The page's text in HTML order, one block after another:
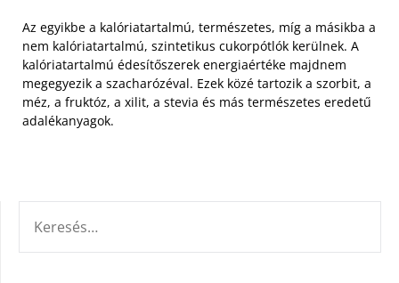
Az egyikbe a kalóriatartalmú, természetes, míg a másikba a
nem kalóriatartalmú, szintetikus cukorpótlók kerülnek. A
kalóriatartalmú édesítőszerek energiaértéke majdnem
megegyezik a szacharózéval. Ezek közé tartozik a szorbit, a
méz, a fruktóz, a xilit, a stevia és más természetes eredetű
adalékanyagok.